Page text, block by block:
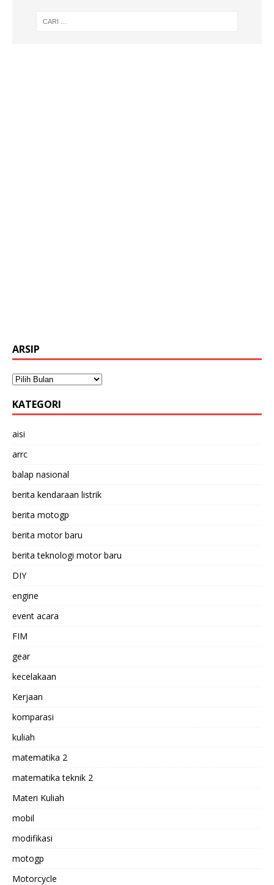
ARSIP
KATEGORI
aisi
arrc
balap nasional
berita kendaraan listrik
berita motogp
berita motor baru
berita teknologi motor baru
DIY
engine
event acara
FIM
gear
kecelakaan
Kerjaan
komparasi
kuliah
matematika 2
matematika teknik 2
Materi Kuliah
mobil
modifikasi
motogp
Motorcycle